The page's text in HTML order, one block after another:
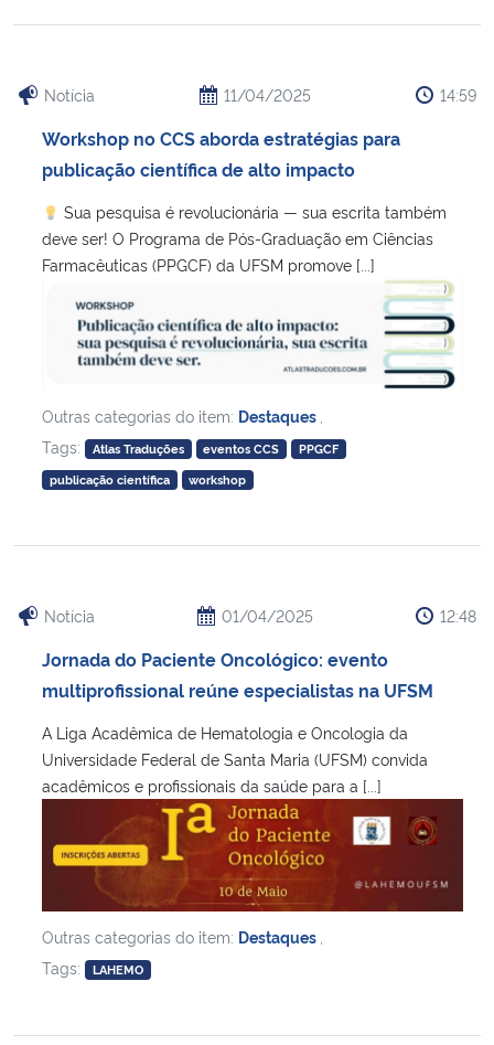
Notícia 11/04/2025 14:59
Workshop no CCS aborda estratégias para
publicação científica de alto impacto
Sua pesquisa é revolucionária — sua escrita também
deve ser! O Programa de Pós-Graduação em Ciências
Farmacêuticas (PPGCF) da UFSM promove [...]
Outras categorias do item: Destaques
Tags:
Atlas Traduções eventos CCS
PPGCF
publicação científica
workshop
Notícia 01/04/2025 12:48
Jornada do Paciente Oncológico: evento
multiprofissional reúne especialistas na UFSM
A Liga Acadêmica de Hematologia e Oncologia da
Universidade Federal de Santa Maria (UFSM) convida
acadêmicos e profissionais da saúde para a [...]
Outras categorias do item: Destaques
Tags:
LAHEMO